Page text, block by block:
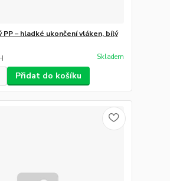
PP – hladké ukončení vláken, bílý
Skladem
Přidat do košíku